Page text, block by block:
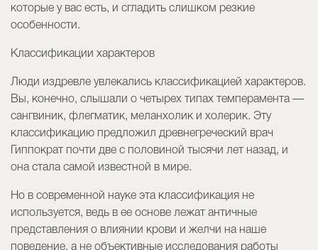
которые у вас есть, и сгладить слишком резкие
особенности.
Классификации характеров
Люди издревле увлекались классификацией характеров.
Вы, конечно, слышали о четырех типах темперамента —
сангвиник, флегматик, меланхолик и холерик. Эту
классификацию предложил древнегреческий врач
Гиппократ почти две с половиной тысячи лет назад, и
она стала самой известной в мире.
Но в современной науке эта классификация не
используется, ведь в ее основе лежат античные
представления о влиянии крови и желчи на наше
поведение, а не объективные исследования работы